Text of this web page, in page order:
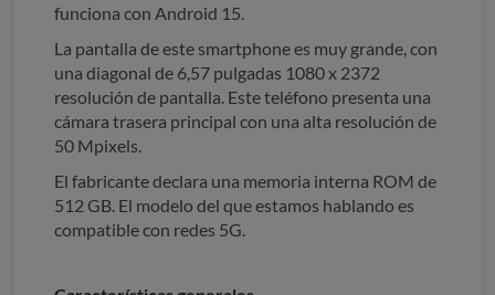
funciona con Android 15.
La pantalla de este smartphone es muy grande, con
una diagonal de 6,57 pulgadas 1080 x 2372
resolución de pantalla. Este teléfono presenta una
cámara trasera principal con una alta resolución de
50 Mpixels.
El fabricante declara una memoria interna ROM de
512 GB. El modelo del que estamos hablando es
compatible con redes 5G.